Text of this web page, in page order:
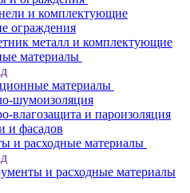
и комплектующие
ограждения
металл и комплектующие
материалы
материалы
шумоизоляция
влагозащита и пароизоляция
и фасадов
и расходные материалы
и расходные материалы